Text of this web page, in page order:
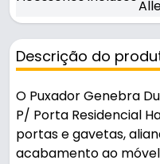
Descrição do
O Puxador Genebra
P/ Porta Residencial
portas e gavetas,
acabamento ao